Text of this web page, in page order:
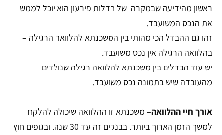
ראשון מהידיעה שבמקרה של חדלות פירעון הוא יוכל לממש
את הנכס המשועבד.
זהו גם ההבדל הכי מהותי בין המשכנתא להלוואה הרגילה –
בהלוואה הרגילה אין נכס משועבד.
יש עוד הבדלים בין משכנתא להלוואה רגילה שנולדים
מהעובדה שיש בתמונה נכס משועבד.
אורך חיי ההלוואה– משכנתא זו ההלוואה שיכולה להלקח
למשך הזמן הארוך ביותר. בבנקים זה עד 30 שנה. ובגופים חוץ